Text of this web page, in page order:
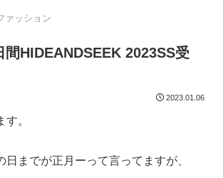
ァッション
間HIDEANDSEEK 2023SS受
2023.01.06
。
日までが正月ーって言ってますが、